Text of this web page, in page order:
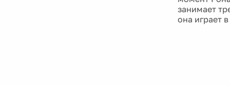
занимает
она играет